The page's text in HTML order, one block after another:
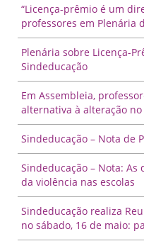
“Licença-prêmio é um
professores em Plenária
Plenária sobre Licença-
Sindeducação
Em Assembleia,
alternativa à alteração
Sindeducação – Nota de
Sindeducação – Nota:
da violência nas escolas
Sindeducação realiza
no sábado, 16 de maio: